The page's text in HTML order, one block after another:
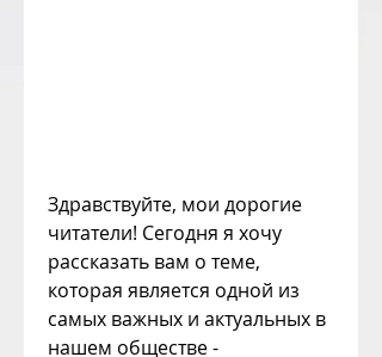
Здравствуйте, мои дорогие
читатели! Сегодня я хочу
рассказать вам о теме,
которая является одной из
самых важных и актуальных в
нашем обществе -